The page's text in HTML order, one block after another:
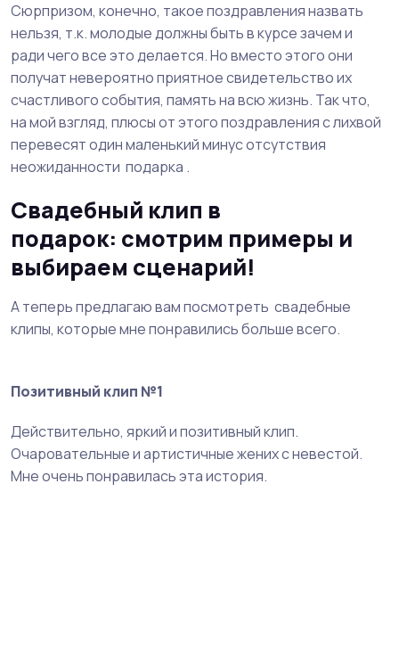
Сюрпризом, конечно, такое поздравления назвать
нельзя, т.к. молодые должны быть в курсе зачем и
ради чего все это делается. Но вместо этого они
получат невероятно приятное свидетельство их
счастливого события, память на всю жизнь. Так что,
на мой взгляд, плюсы от этого поздравления с лихвой
перевесят один маленький минус отсутствия
неожиданности подарка .
Свадебный клип в
подарок: смотрим примеры и
выбираем сценарий!
А теперь предлагаю вам посмотреть свадебные
клипы, которые мне понравились больше всего.
Позитивный клип №1
Действительно, яркий и позитивный клип.
Очаровательные и артистичные жених с невестой.
Мне очень понравилась эта история.